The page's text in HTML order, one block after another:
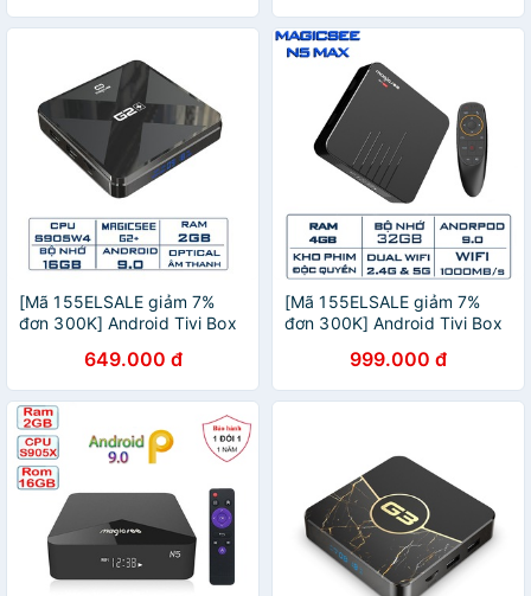
Wifi New 20
5Ghz
[Mã 155ELSALE giảm 7%
đơn 300K] Android Tivi Box
Ram 2GB, Rom 16GB,
Amlogic S905W4
649.000 đ
[Mã 155ELSALE giảm 7%
đơn 300K] Android Tivi Box
S905X3 Ram 4GB Bộ nhớ
32GB Phiên Bản New
999.000 đ